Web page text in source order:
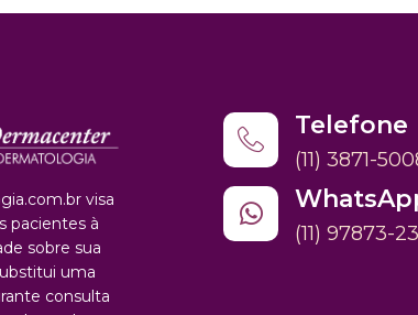
visa
pacientes à
sobre sua
uma
consulta
Telefone
(11) 3871-
(11) 97873-